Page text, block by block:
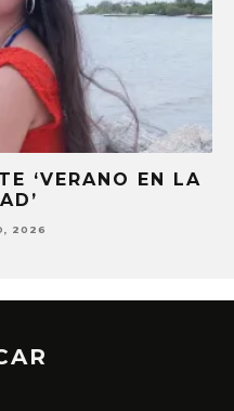
‘VERANO EN LA
2026